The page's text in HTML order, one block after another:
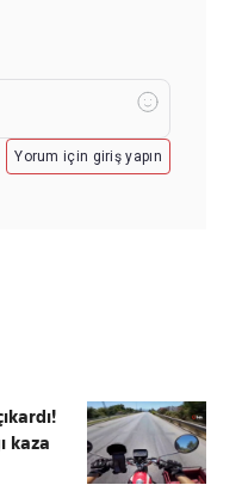
Yorum için giriş yapın
kaza